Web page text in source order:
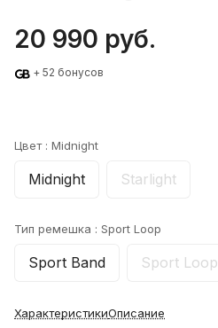
20 990 руб.
+ 52 бонусов
Цвет : Midnight
Midnight Starlight
Тип ремешка : Sport Loop
Sport Band Sport Loop
ХарактеристикиОписание